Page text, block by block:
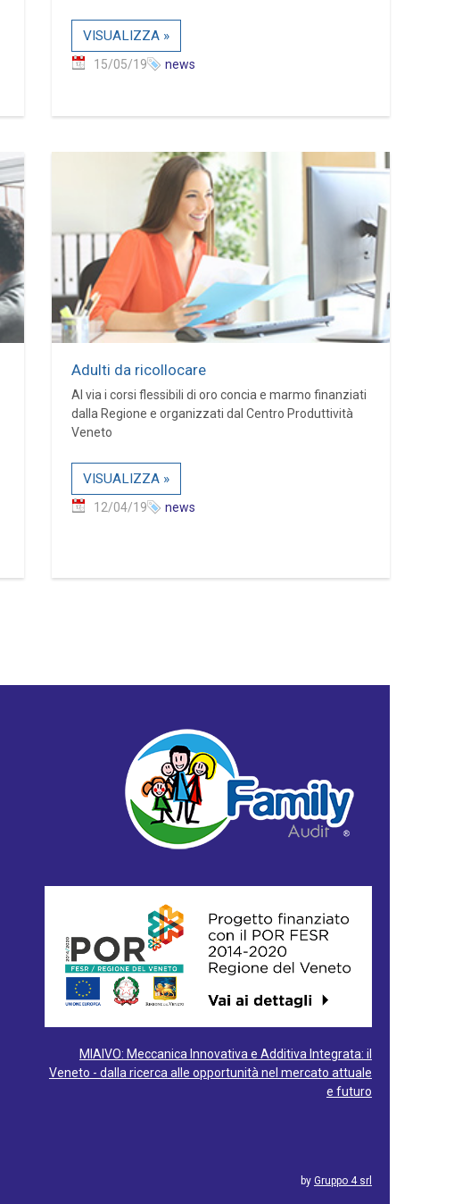
VISUALIZZA »
15/05/19 news
Adulti da ricollocare
Al via i corsi flessibili di oro concia e marmo finanziati
dalla Regione e organizzati dal Centro Produttività
Veneto
VISUALIZZA »
12/04/19 news
MIAIVO: Meccanica Innovativa e Additiva Integrata: il
Veneto - dalla ricerca alle opportunità nel mercato attuale
e futuro
by Gruppo 4 srl